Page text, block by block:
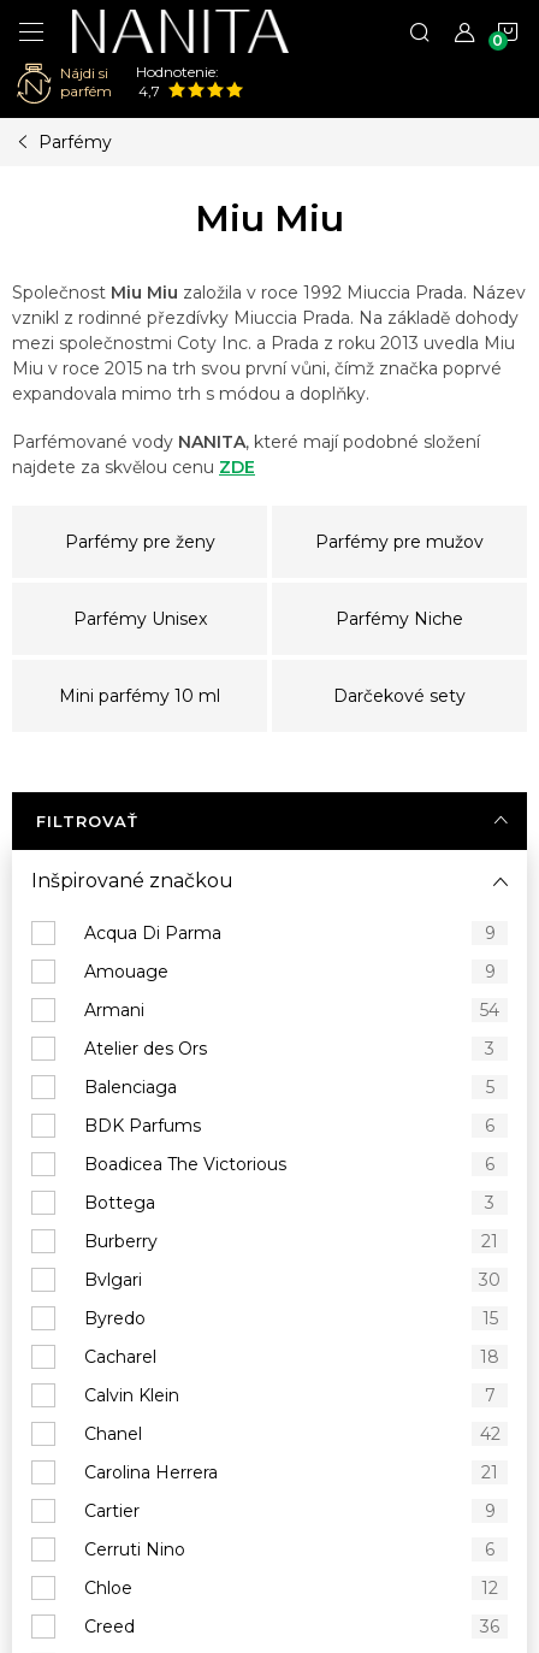
Nájdi si
parfém
Hodnotenie:
4,7
Parfémy
Miu Miu
Společnost Miu Miu založila v roce 1992 Miuccia Prada. Název
vznikl z rodinné přezdívky Miuccia Prada. Na základě dohody
mezi společnostmi Coty Inc. a Prada z roku 2013 uvedla Miu
Miu v roce 2015 na trh svou první vůni, čímž značka poprvé
expandovala mimo trh s módou a doplňky.
Parfémované vody NANITA, které mají podobné složení
najdete za skvělou cenu ZDE
Parfémy pre ženy Parfémy pre mužov
Parfémy Unisex Parfémy Niche
Mini parfémy 10 ml Darčekové sety
FILTROVAŤ
Inšpirované značkou
Acqua Di Parma
9
Amouage
9
Armani
54
Atelier des Ors
3
Balenciaga
5
BDK Parfums
6
Boadicea The Victorious
6
Bottega
3
Burberry
21
Bvlgari
30
Byredo
15
Cacharel
18
Calvin Klein
7
Chanel
42
Carolina Herrera
21
Cartier
9
Cerruti Nino
6
Chloe
12
Creed
36